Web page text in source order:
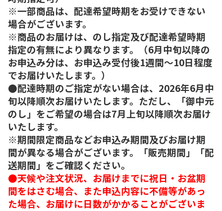
※一部商品は、配達希望時期をお受けできない
場合がございます。
※商品のお届けは、のし指定及び配達希望時期
指定の有無により異なります。（6月中旬以降の
お申込み分は、お申込み受付後1週間～10日程度
でお届けいたします。）
●配達時期のご指定がない場合は、2026年6月中
旬以降順次お届けいたします。ただし、「御中元
のし」をご希望の場合は7月上旬以降順次お届け
いたします。
※期間限定商品などお申込み期間及びお届け期
間が異なる場合がございます。「販売期間」「配
送期間」をご確認ください。
●天候や注文状況、お届けまでに祝日・お盆期
間をはさむ場合、また申込内容に不備等があっ
た場合、お届けに日数がかかることがございま